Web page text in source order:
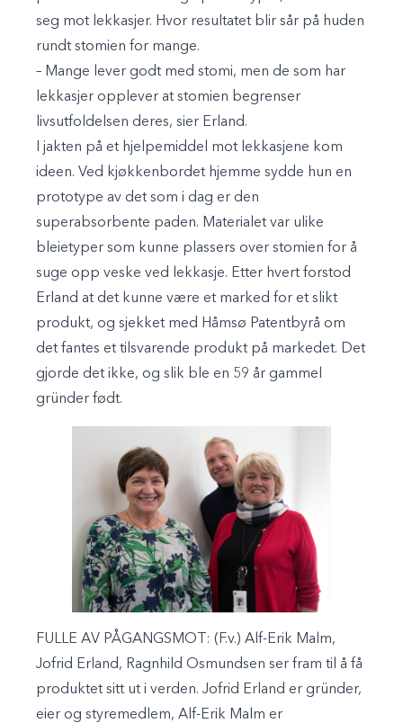
seg mot lekkasjer. Hvor resultatet blir sår på huden
rundt stomien for mange.
– Mange lever godt med stomi, men de som har
lekkasjer opplever at stomien begrenser
livsutfoldelsen deres, sier Erland.
I jakten på et hjelpemiddel mot lekkasjene kom
ideen. Ved kjøkkenbordet hjemme sydde hun en
prototype av det som i dag er den
superabsorbente paden. Materialet var ulike
bleietyper som kunne plassers over stomien for å
suge opp veske ved lekkasje. Etter hvert forstod
Erland at det kunne være et marked for et slikt
produkt, og sjekket med Håmsø Patentbyrå om
det fantes et tilsvarende produkt på markedet. Det
gjorde det ikke, og slik ble en 59 år gammel
gründer født.
FULLE AV PÅGANGSMOT: (F.v.) Alf-Erik Malm,
Jofrid Erland, Ragnhild Osmundsen ser fram til å få
produktet sitt ut i verden. Jofrid Erland er gründer,
eier og styremedlem, Alf-Erik Malm er